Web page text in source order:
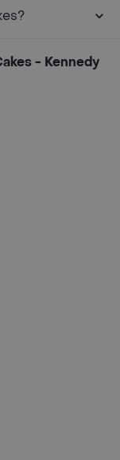
- Kennedy